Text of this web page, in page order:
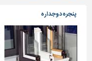
ساختمانی
پله،
نرده
و
پنجره دوجداره